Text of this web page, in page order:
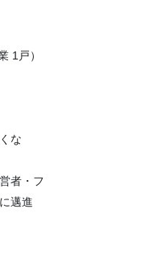
1戸）
な
者・フ
邁進